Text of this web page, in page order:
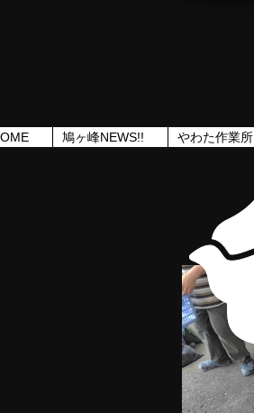
鳩ヶ峰NEWS!! やわた作業所